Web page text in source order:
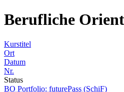
Berufliche
Kurstitel
Ort
Datum
Nr.
Status
BO Portfolio: futurePass (SchiF)